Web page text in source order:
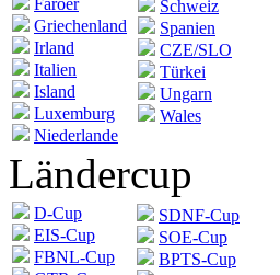
Färöer
Griechenland
Irland
Italien
Island
Luxemburg
Niederlande
Schweiz
Spanien
CZE/SLO
Türkei
Ungarn
Wales
Ländercup
D-Cup
EIS-Cup
FBNL-Cup
SDNF-Cup
SOE-Cup
BPTS-Cup